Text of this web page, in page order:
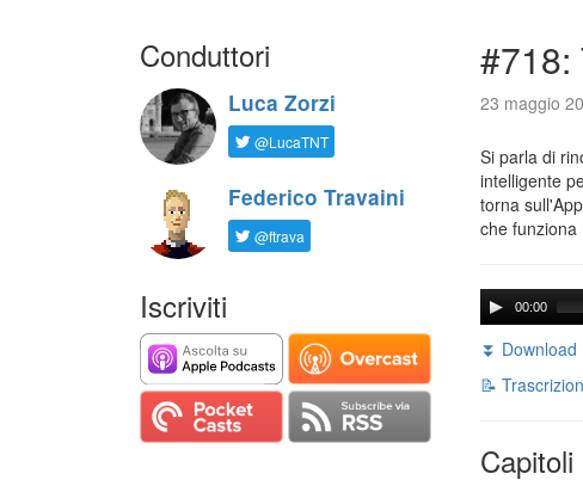
Conduttori
Luca Zorzi
@LucaTNT
Federico Travaini
@ftrava
Iscriviti
#718:
23 maggio
Si parla di
intelligente
torna
che funziona
00:00
⏬ Download
📝
Capitoli